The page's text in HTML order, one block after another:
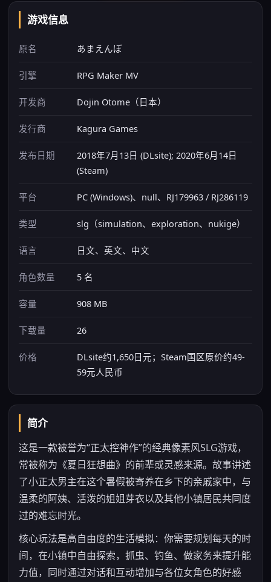
游戏信息
原名 あまえんぼ
引擎 RPG Maker MV
开发商 Dojin Otome（日本）
发行商 Kagura Games
发布日期
2018年7月13日 (DLsite); 2020年6月14日
(Steam)
平台 PC (Windows)、null、RJ179963 / RJ286119
类型 slg（simulation、exploration、nukige）
语言 日文、英文、中文
角色数量 5 名
容量 908 MB
下载量 26
价格
DLsite约1,650日元；Steam国区原价约49-
59元人民币
简介
这是一款被誉为“正太控神作”的经典像素风SLG游戏，
常被称为《夏日狂想曲》的前辈或灵感来源。故事讲述
了小正太男主在这个暑假被寄养在乡下的亲戚家中，与
温柔的阿姨、活泼的姐姐芽衣以及其他小镇居民共同度
过的难忘时光。
核心玩法是高自由度的生活模拟：你需要规划每天的时
间，在小镇中自由探索，抓虫、钓鱼、做家务来提升能
力值，同时通过对话和互动增加与各位女角色的好感